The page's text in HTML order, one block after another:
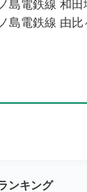
島電鉄線 和田
島電鉄線 由
ンキング